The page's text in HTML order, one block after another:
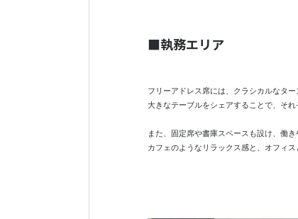
■執務エリア
フリーアドレス席には、クラシカルなタ
大きなテーブルをシェアすることで、そ
また、固定席や書庫スペースも設け、働き
カフェのようなリラックス感と、オフィ